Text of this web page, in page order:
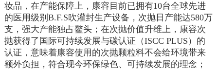
妆品，在产能保障上，康容目前已拥有10台全球先进
的医用级别 B.F.S吹灌封生产设备，次抛日产能达580万
支，强大产能独占鳌头；在次抛价值升维上，康容次
抛获得了国际可持续发展与碳认证（ISCC PLUS ）的
认证，意味着康容使用的次抛颗粒料不会给环境带来
额外负担，符合现今环保绿色、可持续发展的理念；